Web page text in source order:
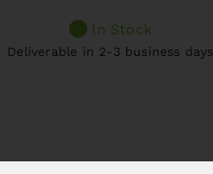
In Stock
Deliverable in 2-3 business days